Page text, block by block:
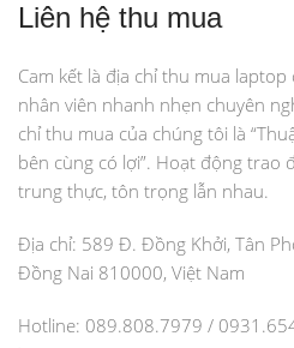
Liên hệ thu mua
Cam kết là địa chỉ thu mua
nhân viên nhanh nhẹn chuyên
chỉ thu mua của chúng tôi là
bên cùng có lợi”. Hoạt động trao
trung thực, tôn trọng lẫn nhau.
Địa chỉ: 589 Đ. Đồng Khởi, Tân
Đồng Nai 810000, Việt Nam
Hotline: 089.808.7979 /